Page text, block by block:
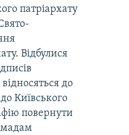
патріархату
Відбулися
до
Київського
повернути